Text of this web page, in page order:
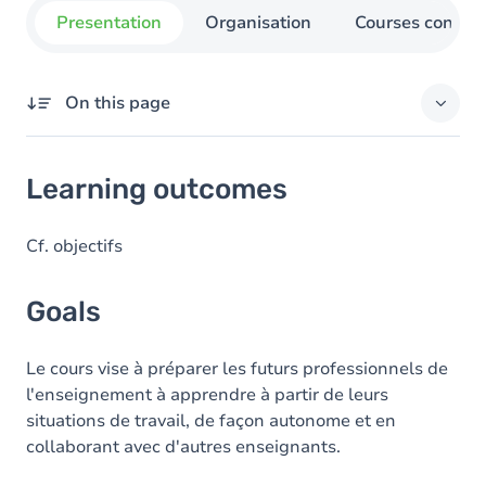
Presentation Organisation Courses
On this page
Goals
Learning outcomes
Cf. objectifs
Goals
Le cours vise à préparer les futurs professionnels de
l'enseignement à apprendre à partir de leurs
situations de travail, de façon autonome et en
collaborant avec d'autres enseignants.